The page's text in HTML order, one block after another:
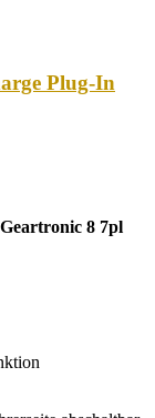
Plug-In
8 7pl